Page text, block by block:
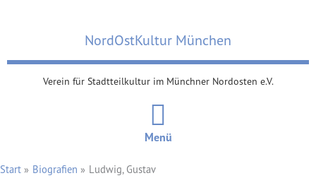
NordOstKultur München
Verein für Stadtteilkultur im Münchner Nordosten e.V.
Menü
Start Biografien Ludwig, Gustav